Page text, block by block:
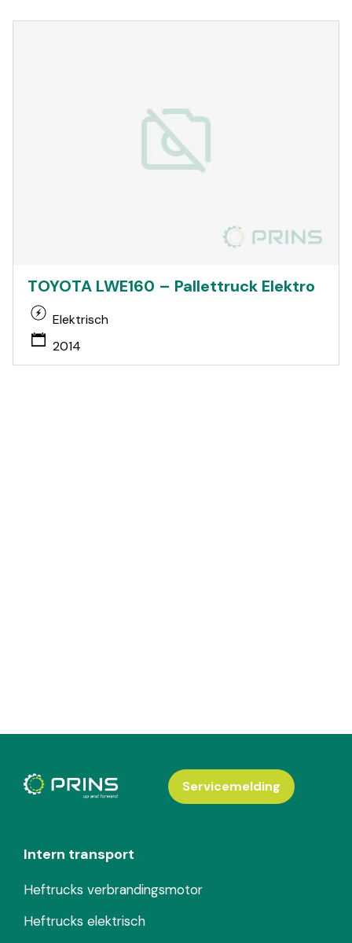
TOYOTA LWE160 – Pallettruck Elektro
Elektrisch
2014
Intern transport
Heftrucks verbrandingsmotor
Heftrucks elektrisch
Servicemelding